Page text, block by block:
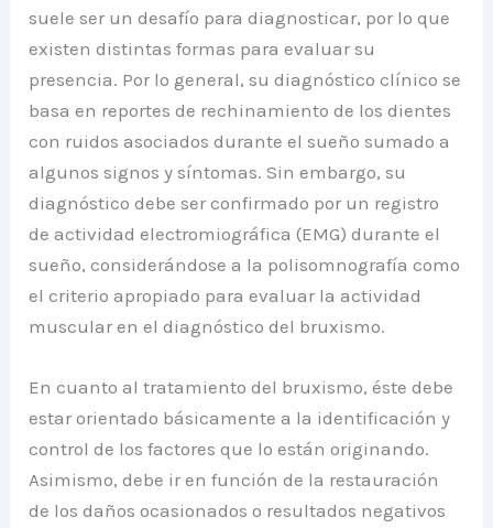
suele ser un desafío para diagnosticar, por lo que
existen distintas formas para evaluar su
presencia. Por lo general, su diagnóstico clínico se
basa en reportes de rechinamiento de los dientes
con ruidos asociados durante el sueño sumado a
algunos signos y síntomas. Sin embargo, su
diagnóstico debe ser confirmado por un registro
de actividad electromiográfica (EMG) durante el
sueño, considerándose a la polisomnografía como
el criterio apropiado para evaluar la actividad
muscular en el diagnóstico del bruxismo.
En cuanto al tratamiento del bruxismo, éste debe
estar orientado básicamente a la identificación y
control de los factores que lo están originando.
Asimismo, debe ir en función de la restauración
de los daños ocasionados o resultados negativos